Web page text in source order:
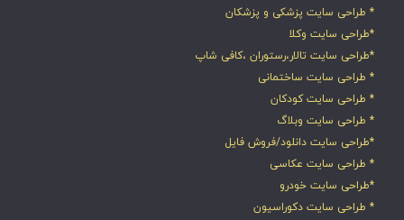
* طراحی سایت پزشکی و پزشکان
*طراحی سایت وکلا
*طراحی سایت تالار،رستوران ،کافی شاپ
* طراحی سایت ساختمانی
* طراحی سایت کودکان
* طراحی سایت وبلاگ
*طراحی سایت دانلود/فروش فایل
* طراحی سایت عکاسی
*طراحی سایت خودرو
* طراحی سایت دکوراسیون